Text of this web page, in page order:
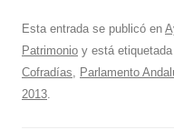
Esta entrada se publicó en
Patrimonio y está
Cofradías, Parlamento
2013.